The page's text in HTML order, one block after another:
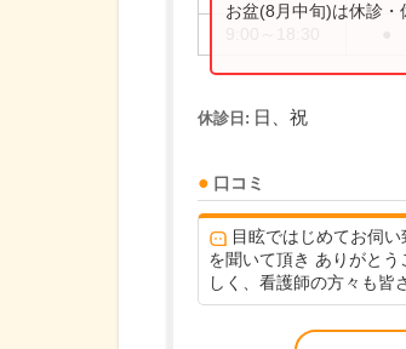
お盆(8月中旬)は休診・
休診日: 日、祝
口コミ
目眩ではじめてお伺
を聞いて頂き ありがと
しく、看護師の方々も皆